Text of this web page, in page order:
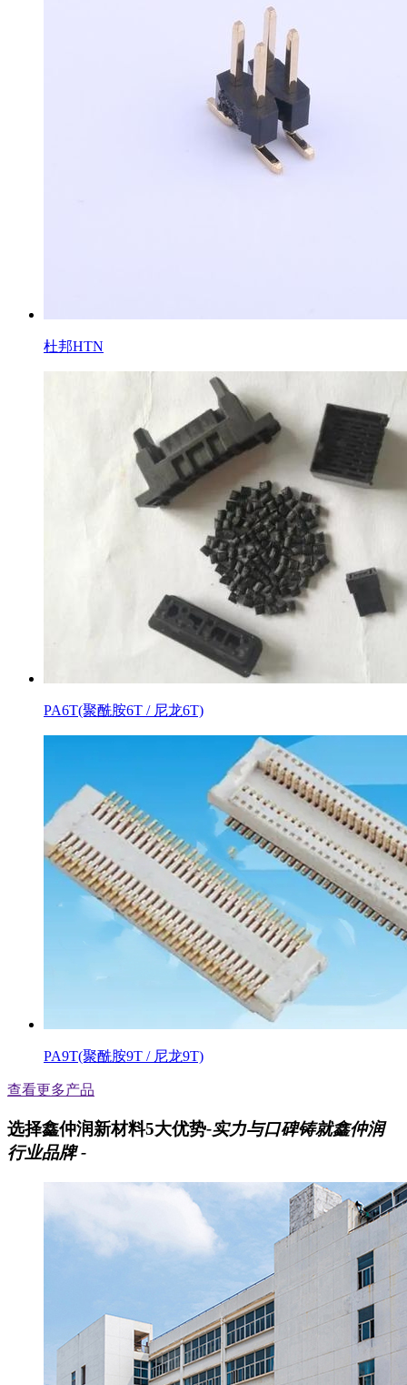
杜邦HTN
PA6T(聚酰胺6T / 尼龙6T)
PA9T(聚酰胺9T / 尼龙9T)
查看更多产品
选择鑫仲润新材料5大优势-实力与口碑铸就鑫仲润
行业品牌 -